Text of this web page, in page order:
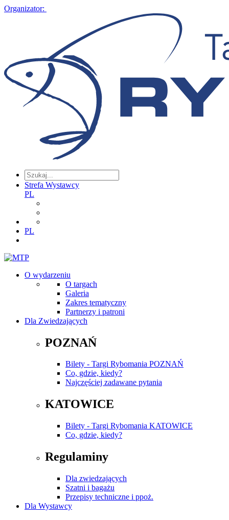
Organizator:
Strefa Wystawcy
PL
PL
O wydarzeniu
O targach
Galeria
Zakres tematyczny
Partnerzy i patroni
Dla Zwiedzających
POZNAŃ
Bilety - Targi Rybomania POZNAŃ
Co, gdzie, kiedy?
Najczęściej zadawane pytania
KATOWICE
Bilety - Targi Rybomania KATOWICE
Co, gdzie, kiedy?
Regulaminy
Dla zwiedzających
Szatni i bagażu
Przepisy techniczne i ppoż.
Dla Wystawcy